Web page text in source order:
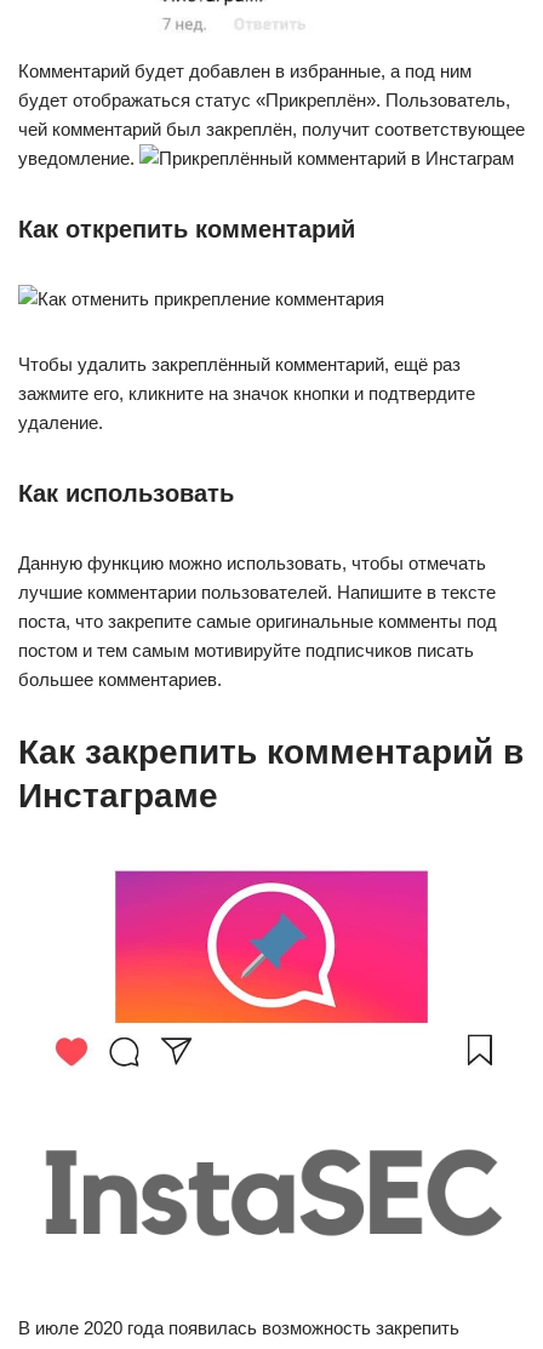
Комментарий будет добавлен в избранные, а под ним
будет отображаться статус «Прикреплён». Пользователь,
чей комментарий был закреплён, получит соответствующее
уведомление.
Как открепить комментарий
Чтобы удалить закреплённый комментарий, ещё раз
зажмите его, кликните на значок кнопки и подтвердите
удаление.
Как использовать
Данную функцию можно использовать, чтобы отмечать
лучшие комментарии пользователей. Напишите в тексте
поста, что закрепите самые оригинальные комменты под
постом и тем самым мотивируйте подписчиков писать
большее комментариев.
Как закрепить комментарий в
Инстаграме
В июле 2020 года появилась возможность закрепить